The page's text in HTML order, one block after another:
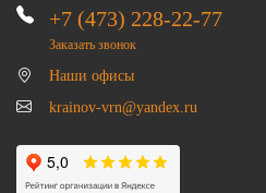
+7 (473) 228-22-77
Заказать звонок
Наши офисы
krainov-vrn@yandex.ru